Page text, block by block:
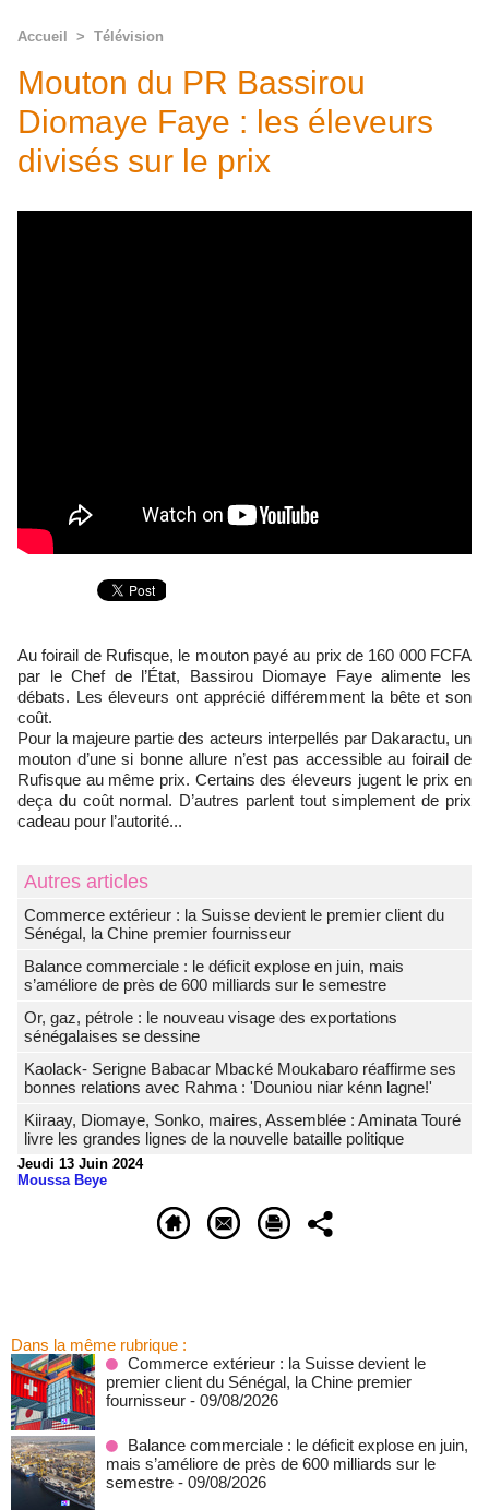
Accueil > Télévision
Mouton du PR Bassirou
Diomaye Faye : les éleveurs
divisés sur le prix
Au foirail de Rufisque, le mouton payé au prix de 160 000 FCFA
par le Chef de l’État, Bassirou Diomaye Faye alimente les
débats. Les éleveurs ont apprécié différemment la bête et son
coût.
Pour la majeure partie des acteurs interpellés par Dakaractu, un
mouton d’une si bonne allure n’est pas accessible au foirail de
Rufisque au même prix. Certains des éleveurs jugent le prix en
deça du coût normal. D’autres parlent tout simplement de prix
cadeau pour l’autorité...
Autres articles
Commerce extérieur : la Suisse devient le premier client du
Sénégal, la Chine premier fournisseur
Balance commerciale : le déficit explose en juin, mais
s’améliore de près de 600 milliards sur le semestre
Or, gaz, pétrole : le nouveau visage des exportations
sénégalaises se dessine
Kaolack- Serigne Babacar Mbacké Moukabaro réaffirme ses
bonnes relations avec Rahma : 'Douniou niar kénn lagne!'
Kiiraay, Diomaye, Sonko, maires, Assemblée : Aminata Touré
livre les grandes lignes de la nouvelle bataille politique
Jeudi 13 Juin 2024
Moussa Beye
Dans la même rubrique :
Commerce extérieur : la Suisse devient le
premier client du Sénégal, la Chine premier
fournisseur - 09/08/2026
Balance commerciale : le déficit explose en juin,
mais s’améliore de près de 600 milliards sur le
semestre - 09/08/2026